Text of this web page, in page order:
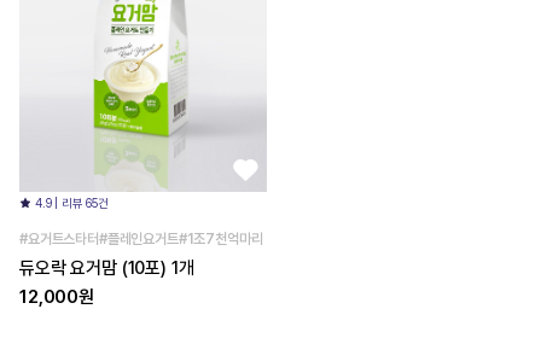
4.9 | 리뷰 65건
#요거트스타터#플레인요거트#1조7천억마리
듀오락 요거맘 (10포) 1개
12,000원